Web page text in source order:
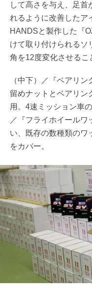
して高さを与え、足首
れるように改善したア
HANDSと製作した『
けて取り付けられるソ
角を12度変化させるこ
（中下）／『ベアリ
留めナットとベアリン
用。4速ミッション車
／『フライホイールワ
い、既存の数種類のワ
をカバー。